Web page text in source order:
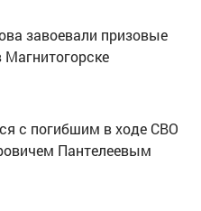
завоевали призовые
с погибшим в ходе СВО
Пантелеевым